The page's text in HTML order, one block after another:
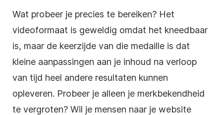
Wat probeer je precies te bereiken? Het
videoformaat is geweldig omdat het kneedbaar
is, maar de keerzijde van die medaille is dat
kleine aanpassingen aan je inhoud na verloop
van tijd heel andere resultaten kunnen
opleveren. Probeer je alleen je merkbekendheid
te vergroten? Wil je mensen naar je website